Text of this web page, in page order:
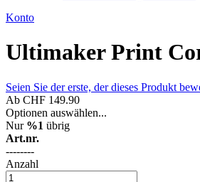
Konto
Ultimaker Print
Seien Sie der erste, der dieses Produkt
Ab CHF 149.90
Optionen auswählen...
Nur %1 übrig
Art.nr.
--------
Anzahl